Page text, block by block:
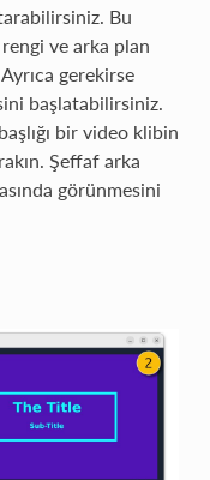
Bu
ve arka plan
gerekirse
başlatabilirsiniz.
bir video klibin
Şeffaf arka
görünmesini